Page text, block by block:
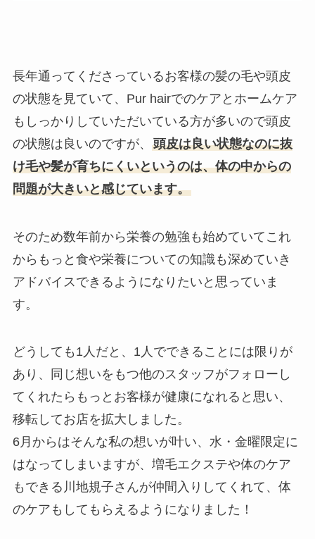
長年通ってくださっているお客様の髪の毛や頭皮
の状態を見ていて 、Pur hairでのケアとホームケア
もしっかりしていただいている方が多いので頭皮
の状態は良いのですが、 頭皮は良い状態なのに抜
け毛や髪が育ちにくいというのは、体の中からの
問題が大きいと感じています。
そのため数年前から栄養の勉強も始めていてこれ
からもっと食や栄養についての知識も深めていき
アドバイスできるようになりたいと 思っていま
す。
どうしても1人だと、1人でできることには限りが
あり、
同じ想いをもつ他のスタッフがフォローし
てくれたらもっとお客様が健康になれると思い、
移転してお店を拡大しました。
6月からはそんな私の想いが叶い、水・ 金曜限定に
はなってしまいますが、 増毛エクステや体のケア
もできる川地規子さんが仲間入りしてくれて、体
のケアもしてもらえるようになりました！